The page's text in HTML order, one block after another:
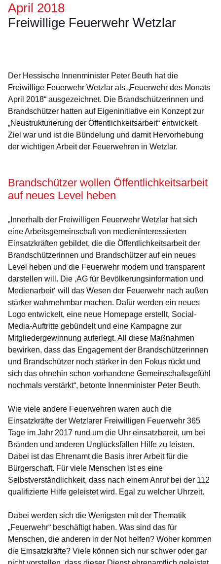
April 2018
Freiwillige Feuerwehr Wetzlar
Der Hessische Innenminister Peter Beuth hat die
Freiwillige Feuerwehr Wetzlar als „Feuerwehr des Monats
April 2018“ ausgezeichnet. Die Brandschützerinnen und
Brandschützer hatten auf Eigeninitiative ein Konzept zur
„Neustrukturierung der Öffentlichkeitsarbeit“ entwickelt.
Ziel war und ist die Bündelung und damit Hervorhebung
der wichtigen Arbeit der Feuerwehren in Wetzlar.
Brandschützer wollen Öffentlichkeitsarbeit
auf neues Level heben
„Innerhalb der Freiwilligen Feuerwehr Wetzlar hat sich
eine Arbeitsgemeinschaft von medieninteressierten
Einsatzkräften gebildet, die die Öffentlichkeitsarbeit der
Brandschützerinnen und Brandschützer auf ein neues
Level heben und die Feuerwehr modern und transparent
darstellen will. Die ‚AG für Bevölkerungsinformation und
Medienarbeit‘ will das Wesen der Feuerwehr nach außen
stärker wahrnehmbar machen. Dafür werden ein neues
Logo entwickelt, eine neue Homepage erstellt, Social-
Media-Auftritte gebündelt und eine Kampagne zur
Mitgliedergewinnung auferlegt. All diese Maßnahmen
bewirken, dass das Engagement der Brandschützerinnen
und Brandschützer noch stärker in den Fokus rückt und
sich das ohnehin schon vorhandene Gemeinschaftsgefühl
nochmals verstärkt“, betonte Innenminister Peter Beuth.
Wie viele andere Feuerwehren waren auch die
Einsatzkräfte der Wetzlarer Freiwilligen Feuerwehr 365
Tage im Jahr 2017 rund um die Uhr einsatzbereit, um bei
Bränden und anderen Unglücksfällen Hilfe zu leisten.
Dabei ist das Ehrenamt die Basis ihrer Arbeit für die
Bürgerschaft. Für viele Menschen ist es eine
Selbstverständlichkeit, dass nach einem Anruf bei der 112
qualifizierte Hilfe geleistet wird. Egal zu welcher Uhrzeit.
Dabei werden sich die Wenigsten mit der Thematik
„Feuerwehr“ beschäftigt haben. Was sind das für
Menschen, die anderen in der Not helfen? Woher kommen
die Einsatzkräfte? Viele können sich nur schwer oder gar